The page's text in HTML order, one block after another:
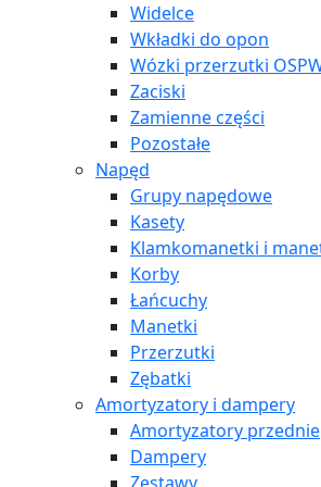
Widelce
Wkładki do opon
Wózki przerzutki
Zaciski
Zamienne części
Pozostałe
Napęd
Grupy napędowe
Kasety
Klamkomanetki i
Korby
Łańcuchy
Manetki
Przerzutki
Zębatki
Amortyzatory i dampery
Amortyzatory przednie
Dampery